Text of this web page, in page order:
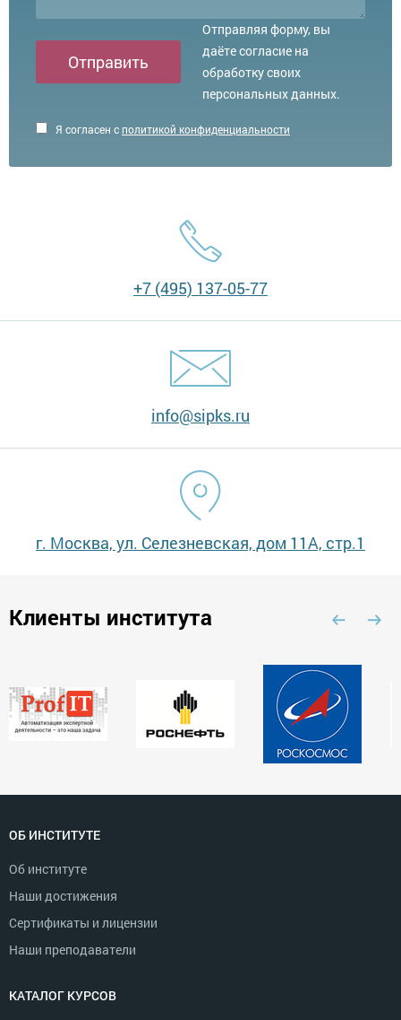
Я согласен сполитикой конфиденциальности
Отправить
Отправляя форму, вы
даёте согласие на
обработку своих
персональных данных.
+7 (495) 137-05-77
info@sipks.ru
г. Москва, ул. Селезневская, дом 11А, стр.1
Клиенты института
ОБ ИНСТИТУТЕ
Об институте
Наши достижения
Сертификаты и лицензии
Наши преподаватели
КАТАЛОГ КУРСОВ